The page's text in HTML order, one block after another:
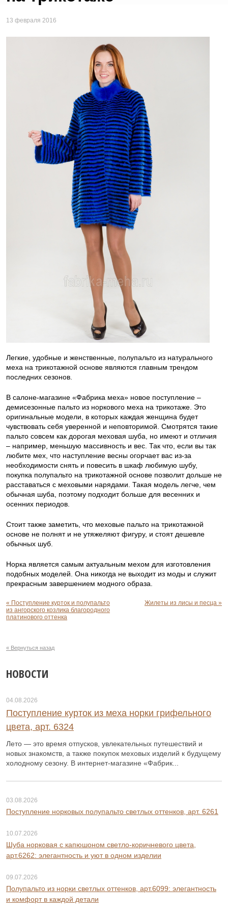
13 февраля 2016
Легкие, удобные и женственные, полупальто из натурального
меха на трикотажной основе являются главным трендом
последних сезонов.
В салоне-магазине «Фабрика меха» новое поступление –
демисезонные пальто из норкового меха на трикотаже. Это
оригинальные модели, в которых каждая женщина будет
чувствовать себя уверенной и неповторимой. Смотрятся такие
пальто совсем как дорогая меховая шуба, но имеют и отличия
– например, меньшую массивность и вес. Так что, если вы так
любите мех, что наступление весны огорчает вас из-за
необходимости снять и повесить в шкаф любимую шубу,
покупка полупальто на трикотажной основе позволит дольше не
расставаться с меховыми нарядами. Такая модель легче, чем
обычная шуба, поэтому подходит больше для весенних и
осенних периодов.
Стоит также заметить, что меховые пальто на трикотажной
основе не полнят и не утяжеляют фигуру, и стоят дешевле
обычных шуб.
Норка является самым актуальным мехом для изготовления
подобных моделей. Она никогда не выходит из моды и служит
прекрасным завершением модного образа.
« Поступление курток и полупальто
из ангорского козлика благородного
платинового оттенка
Жилеты из лисы и песца »
« Вернуться назад
НОВОСТИ
04.08.2026
Поступление курток из меха норки грифельного
цвета, арт. 6324
Лето — это время отпусков, увлекательных путешествий и
новых знакомств, а также покупок меховых изделий к будущему
холодному сезону. В интернет-магазине «Фабрик...
03.08.2026
Поступление норковых полупальто светлых оттенков, арт. 6261
10.07.2026
Шуба норковая с капюшоном светло-коричневого цвета,
арт.6262: элегантность и уют в одном изделии
09.07.2026
Полупальто из норки светлых оттенков, арт.6099: элегантность
и комфорт в каждой детали